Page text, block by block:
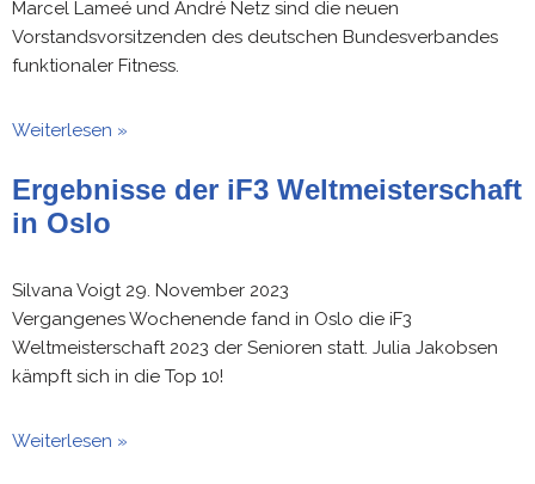
Marcel Lameé und André Netz sind die neuen
Vorstandsvorsitzenden des deutschen Bundesverbandes
funktionaler Fitness.
Weiterlesen »
Ergebnisse der iF3 Weltmeisterschaft
in Oslo
Silvana Voigt 29. November 2023
Vergangenes Wochenende fand in Oslo die iF3
Weltmeisterschaft 2023 der Senioren statt. Julia Jakobsen
kämpft sich in die Top 10!
Weiterlesen »